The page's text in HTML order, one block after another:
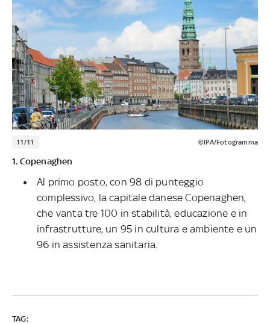
11/11 ©IPA/Fotogramma
1. Copenaghen
Al primo posto, con 98 di punteggio
complessivo, la capitale danese Copenaghen,
che vanta tre 100 in stabilità, educazione e in
infrastrutture, un 95 in cultura e ambiente e un
96 in assistenza sanitaria.
TAG: